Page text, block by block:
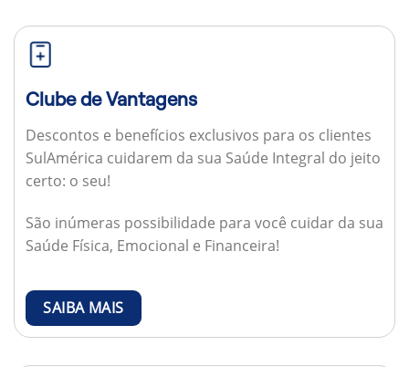
Clube de Vantagens
Descontos e benefícios exclusivos para os clientes
SulAmérica cuidarem da sua Saúde Integral do jeito
certo: o seu!
São inúmeras possibilidade para você cuidar da sua
Saúde Física, Emocional e Financeira!
SAIBA MAIS